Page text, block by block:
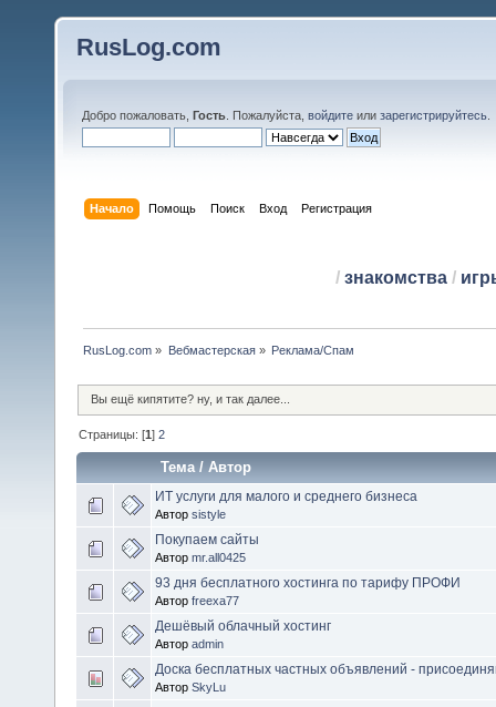
RusLog.com
Добро пожаловать, Гость . Пожалуйста, войдите или зарегистрируйтесь
Начало Помощь Поиск Вход Регистрация
/ знакомства/
RusLog.com » Вебмастерская» Реклама/Спам
Вы ещё кипятите? ну, и так далее...
Страницы: [1]2
Тема /Автор
ИТ услуги для малого и среднего бизнеса
Автор sistyle
Покупаем сайты
Автор mr.all0425
93 дня бесплатного хостинга по тарифу ПРОФИ
Автор freexa77
Дешёвый облачный хостинг
Автор admin
Доска бесплатных частных объявлений -
Автор SkyLu